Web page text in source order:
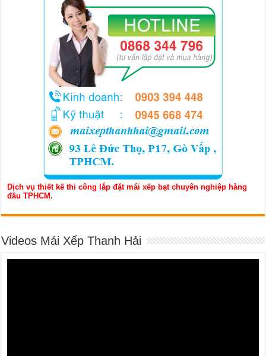
Dịch vụ thiết kế thi công lắp đặt mái xếp bạt chuyên nghiệp hàng
đầu TPHCM.
Videos Mái Xếp Thanh Hải